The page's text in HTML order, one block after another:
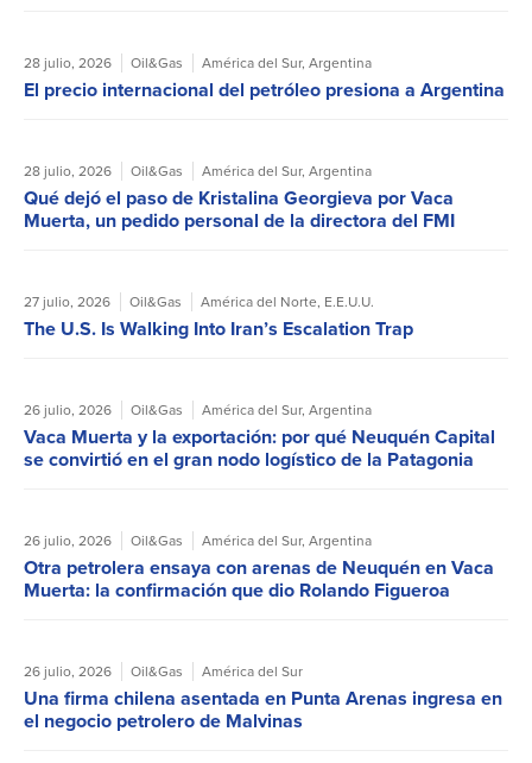
28 julio, 2026 Oil&Gas América del Sur, Argentina
El precio internacional del petróleo presiona a Argentina
28 julio, 2026 Oil&Gas América del Sur, Argentina
Qué dejó el paso de Kristalina Georgieva por Vaca
Muerta, un pedido personal de la directora del FMI
27 julio, 2026 Oil&Gas América del Norte, E.E.U.U.
The U.S. Is Walking Into Iran’s Escalation Trap
26 julio, 2026 Oil&Gas América del Sur, Argentina
Vaca Muerta y la exportación: por qué Neuquén Capital
se convirtió en el gran nodo logístico de la Patagonia
26 julio, 2026 Oil&Gas América del Sur, Argentina
Otra petrolera ensaya con arenas de Neuquén en Vaca
Muerta: la confirmación que dio Rolando Figueroa
26 julio, 2026 Oil&Gas América del Sur
Una firma chilena asentada en Punta Arenas ingresa en
el negocio petrolero de Malvinas